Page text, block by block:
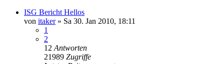
ISG Bericht Hellos
von itaker» Sa 30. Jan 2010, 18:11
1
2
12 Antworten
21989 Zugriffe